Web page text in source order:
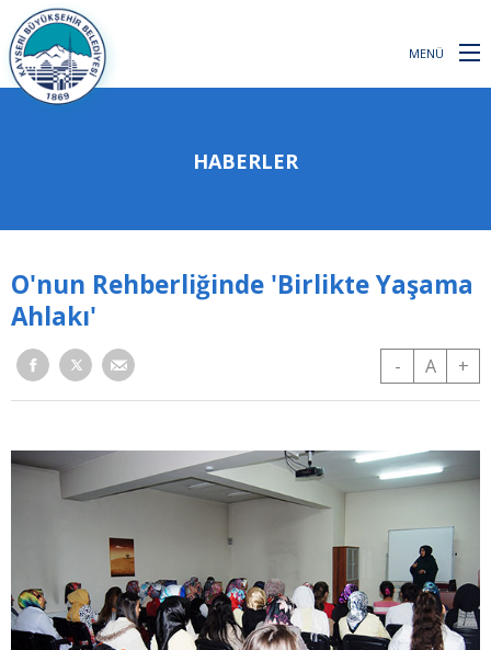
MENÜ
HABERLER
O'nun Rehberliğinde 'Birlikte Yaşama
Ahlakı'
- A +